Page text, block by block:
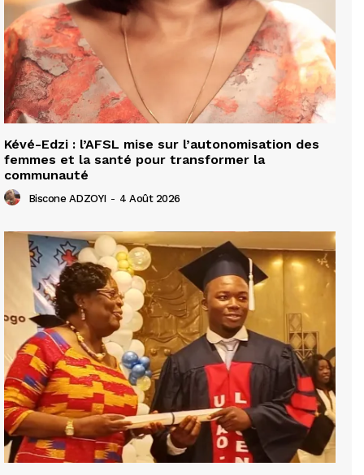
Kévé-Edzi : l’AFSL mise sur l’autonomisation des
femmes et la santé pour transformer la
communauté
Biscone ADZOYI - 4 Août 2026